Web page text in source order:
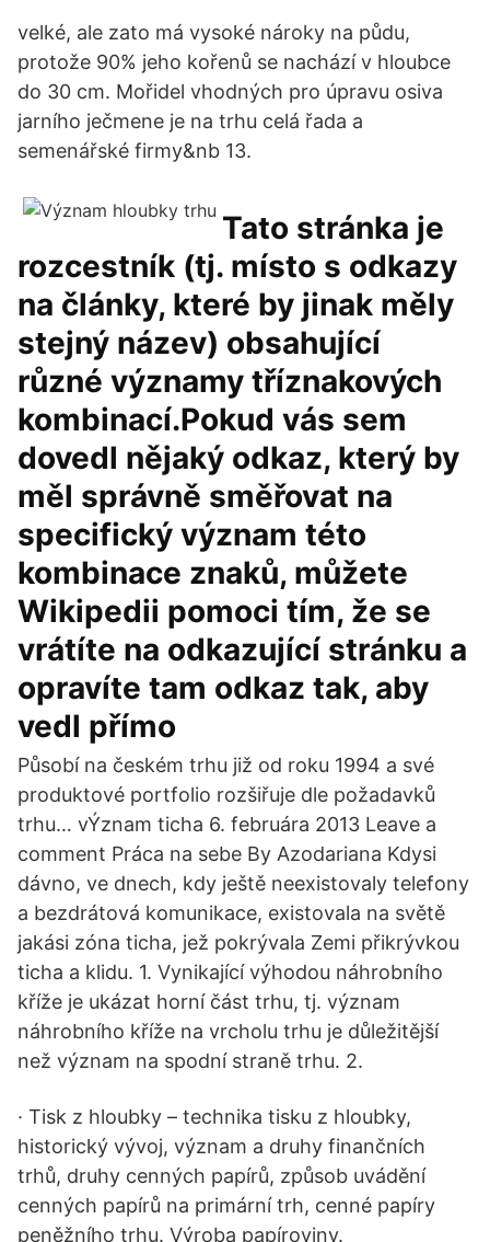
velké, ale zato má vysoké nároky na půdu,
protože 90% jeho kořenů se nachází v hloubce
do 30 cm. Mořidel vhodných pro úpravu osiva
jarního ječmene je na trhu celá řada a
semenářské firmy&nb 13.
Tato stránka je
rozcestník (tj. místo s odkazy
na články, které by jinak měly
stejný název) obsahující
různé významy tříznakových
kombinací.Pokud vás sem
dovedl nějaký odkaz, který by
měl správně směřovat na
specifický význam této
kombinace znaků, můžete
Wikipedii pomoci tím, že se
vrátíte na odkazující stránku a
opravíte tam odkaz tak, aby
vedl přímo
Působí na českém trhu již od roku 1994 a své
produktové portfolio rozšiřuje dle požadavků
trhu… vÝznam ticha 6. februára 2013 Leave a
comment Práca na sebe By Azodariana Kdysi
dávno, ve dnech, kdy ještě neexistovaly telefony
a bezdrátová komunikace, existovala na světě
jakási zóna ticha, jež pokrývala Zemi přikrývkou
ticha a klidu. 1. Vynikající výhodou náhrobního
kříže je ukázat horní část trhu, tj. význam
náhrobního kříže na vrcholu trhu je důležitější
než význam na spodní straně trhu. 2.
· Tisk z hloubky – technika tisku z hloubky,
historický vývoj, význam a druhy finančních
trhů, druhy cenných papírů, způsob uvádění
cenných papírů na primární trh, cenné papíry
peněžního trhu. Výroba papíroviny.